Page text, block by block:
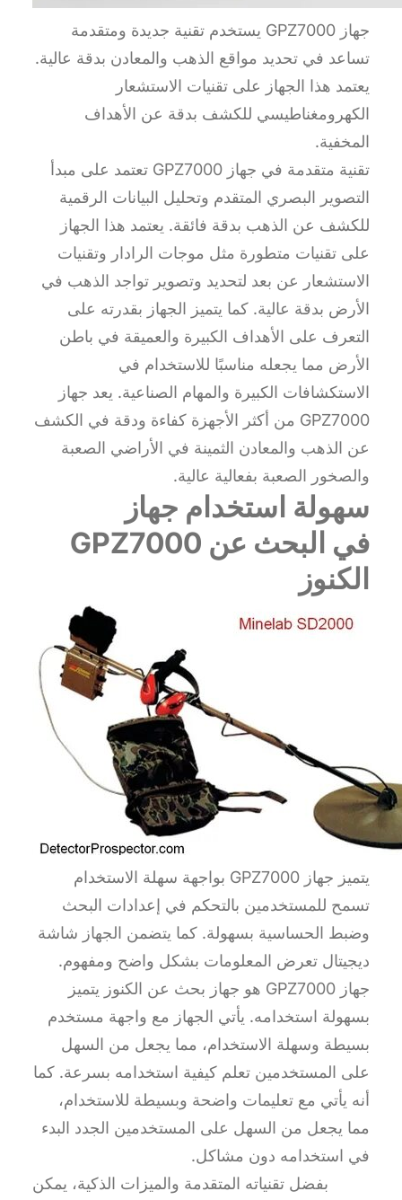
جهاز GPZ7000 يستخدم تقنية جديدة ومتقدمة
تساعد في تحديد مواقع الذهب والمعادن بدقة عالية.
يعتمد هذا الجهاز على تقنيات الاستشعار
الكهرومغناطيسي للكشف بدقة عن الأهداف
المخفية.
تقنية متقدمة في جهاز GPZ7000 تعتمد على مبدأ
التصوير البصري المتقدم وتحليل البيانات الرقمية
للكشف عن الذهب بدقة فائقة. يعتمد هذا الجهاز
على تقنيات متطورة مثل موجات الرادار وتقنيات
الاستشعار عن بعد لتحديد وتصوير تواجد الذهب في
الأرض بدقة عالية. كما يتميز الجهاز بقدرته على
التعرف على الأهداف الكبيرة والعميقة في باطن
الأرض مما يجعله مناسبًا للاستخدام في
الاستكشافات الكبيرة والمهام الصناعية. يعد جهاز
GPZ7000 من أكثر الأجهزة كفاءة ودقة في الكشف
عن الذهب والمعادن الثمينة في الأراضي الصعبة
والصخور الصعبة بفعالية عالية.
سهولة استخدام جهاز
GPZ7000 في البحث عن
الكنوز
يتميز جهاز GPZ7000 بواجهة سهلة الاستخدام
تسمح للمستخدمين بالتحكم في إعدادات البحث
وضبط الحساسية بسهولة. كما يتضمن الجهاز شاشة
ديجيتال تعرض المعلومات بشكل واضح ومفهوم.
جهاز GPZ7000 هو جهاز بحث عن الكنوز يتميز
بسهولة استخدامه. يأتي الجهاز مع واجهة مستخدم
بسيطة وسهلة الاستخدام، مما يجعل من السهل
على المستخدمين تعلم كيفية استخدامه بسرعة. كما
أنه يأتي مع تعليمات واضحة وبسيطة للاستخدام،
مما يجعل من السهل على المستخدمين الجدد البدء
في استخدامه دون مشاكل.
بفضل تقنياته المتقدمة والميزات الذكية، يمكن